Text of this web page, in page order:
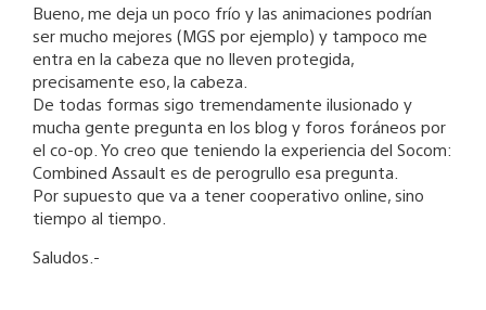
Bueno, me deja un poco frío y las animaciones podrían
ser mucho mejores (MGS por ejemplo) y tampoco me
entra en la cabeza que no lleven protegida,
precisamente eso, la cabeza.
De todas formas sigo tremendamente ilusionado y
mucha gente pregunta en los blog y foros foráneos por
el co-op. Yo creo que teniendo la experiencia del Socom:
Combined Assault es de perogrullo esa pregunta.
Por supuesto que va a tener cooperativo online, sino
tiempo al tiempo.
Saludos.-